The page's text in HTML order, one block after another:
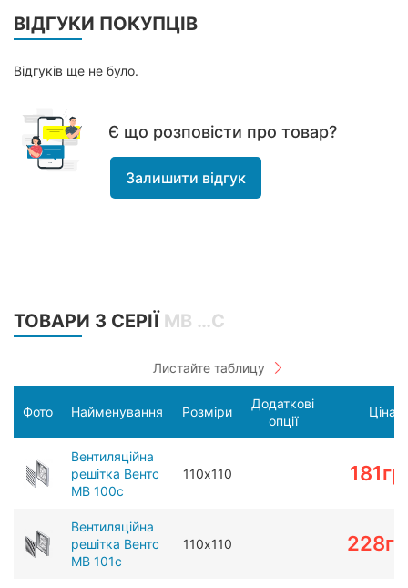
ВІДГУКИ ПОКУПЦІВ
Відгуків ще не було.
Є що розповісти про товар?
Залишити відгук
ТОВАРИ З СЕРІЇ МВ …С
Фото Найменування Розміри
Додаткові
опції
Ціна
Вентиляційна
решітка Вентс
МВ 100c
110х110 181
Вентиляційна
решітка Вентс
МВ 101с
110х110 228